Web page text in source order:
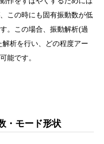
この時にも固有振動数が低
。この場合、振動解析(過
析を行い、どの程度アー
能です。
・モード形状